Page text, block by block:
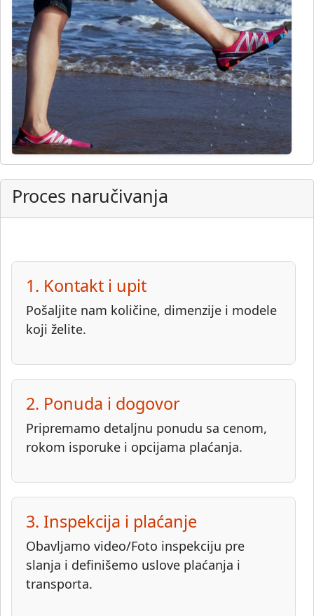
Proces naručivanja
1. Kontakt i upit
Pošaljite nam količine, dimenzije i modele
koji želite.
2. Ponuda i dogovor
Pripremamo detaljnu ponudu sa cenom,
rokom isporuke i opcijama plaćanja.
3. Inspekcija i plaćanje
Obavljamo video/Foto inspekciju pre
slanja i definišemo uslove plaćanja i
transporta.